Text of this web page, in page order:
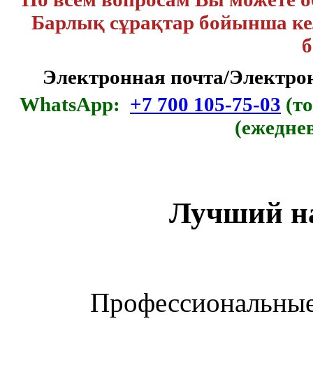
Барлық сұрақтар бойынша
Электронная почта/
WhatsApp: +7 700 105-75-03
Лучший